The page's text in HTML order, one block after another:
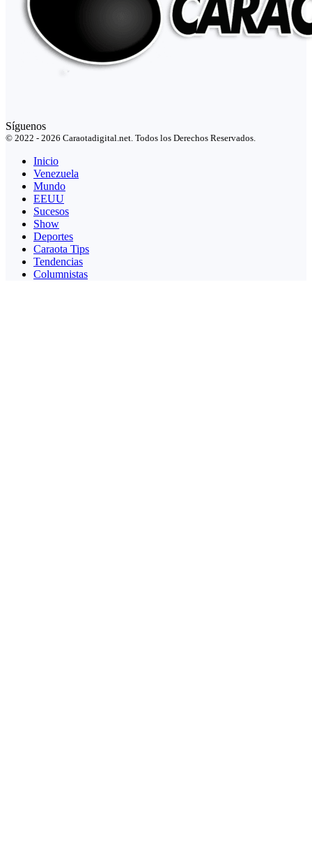
Síguenos
© 2022 - 2026 Caraotadigital.net. Todos los Derechos Reservados.
Inicio
Venezuela
Mundo
EEUU
Sucesos
Show
Deportes
Caraota Tips
Tendencias
Columnistas